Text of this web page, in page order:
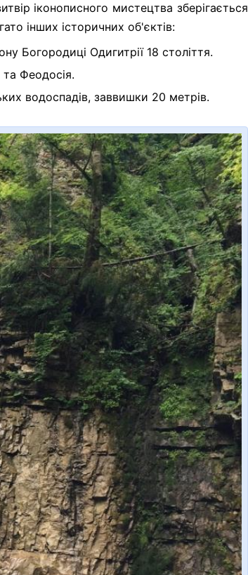
іконописного мистецтва зберігається
інших історичних об'єктів:
Богородиці Одигитрії 18 століття.
та Феодосія.
водоспадів, заввишки 20 метрів.